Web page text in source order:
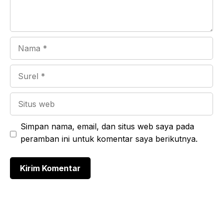
Simpan nama, email, dan situs web saya pada
peramban ini untuk komentar saya berikutnya.